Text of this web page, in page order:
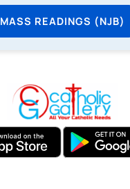
MASS READINGS (NJB)